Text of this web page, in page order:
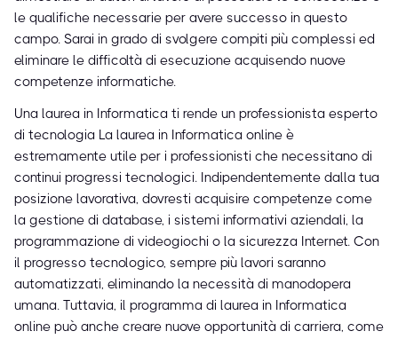
le qualifiche necessarie per avere successo in questo
campo. Sarai in grado di svolgere compiti più complessi ed
eliminare le difficoltà di esecuzione acquisendo nuove
competenze informatiche.
Una laurea in Informatica ti rende un professionista esperto
di tecnologia La laurea in Informatica online è
estremamente utile per i professionisti che necessitano di
continui progressi tecnologici. Indipendentemente dalla tua
posizione lavorativa, dovresti acquisire competenze come
la gestione di database, i sistemi informativi aziendali, la
programmazione di videogiochi o la sicurezza Internet. Con
il progresso tecnologico, sempre più lavori saranno
automatizzati, eliminando la necessità di manodopera
umana. Tuttavia, il programma di laurea in Informatica
online può anche creare nuove opportunità di carriera, come